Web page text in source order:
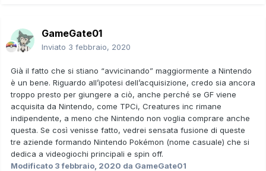
GameGate01
Inviato 3 febbraio, 2020
Già il fatto che si stiano “avvicinando” maggiormente a Nintendo
è un bene. Riguardo all’ipotesi dell’acquisizione, credo sia ancora
troppo presto per giungere a ciò, anche perché se GF viene
acquisita da Nintendo, come TPCi, Creatures inc rimane
indipendente, a meno che Nintendo non voglia comprare anche
questa. Se così venisse fatto, vedrei sensata fusione di queste
tre aziende formando Nintendo Pokémon (nome casuale) che si
dedica a videogiochi principali e spin off.
Modificato 3 febbraio, 2020 da GameGate01